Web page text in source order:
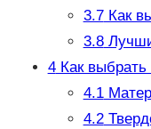
3.7Как
3.8
4Как выбрать
4.1
4.2